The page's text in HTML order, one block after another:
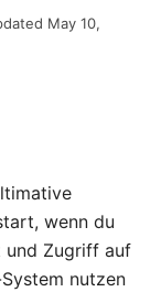
May 10,
wenn du
und Zugriff auf
nutzen